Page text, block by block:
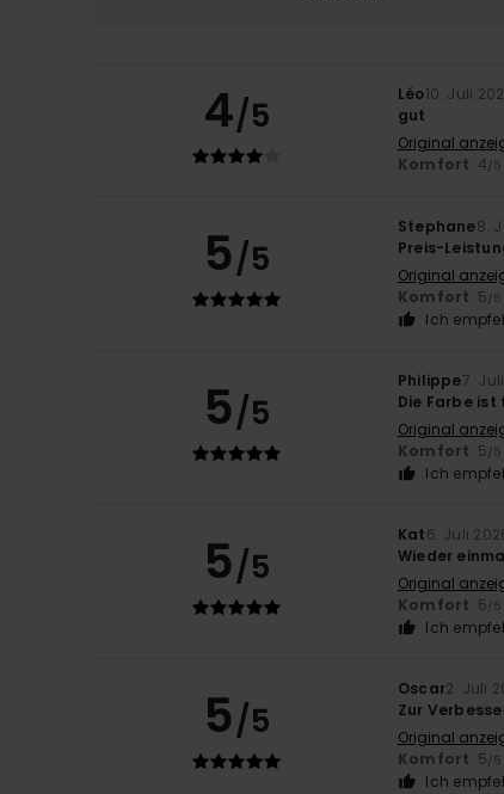
4/5 Léo10. Juli
gut
Original
Komfort: 4/5
5/5
Stephane8.
Preis-
Original
Komfort: 5/5
Ich
5/5
Philippe7.
Die Farbe ist
Original
Komfort: 5/5
Ich
5/5
Kat6. Juli
Wieder
Original
Komfort: 5/5
Ich
5/5
Oscar2. Juli
Zur
Original
Komfort: 5/5
Ich